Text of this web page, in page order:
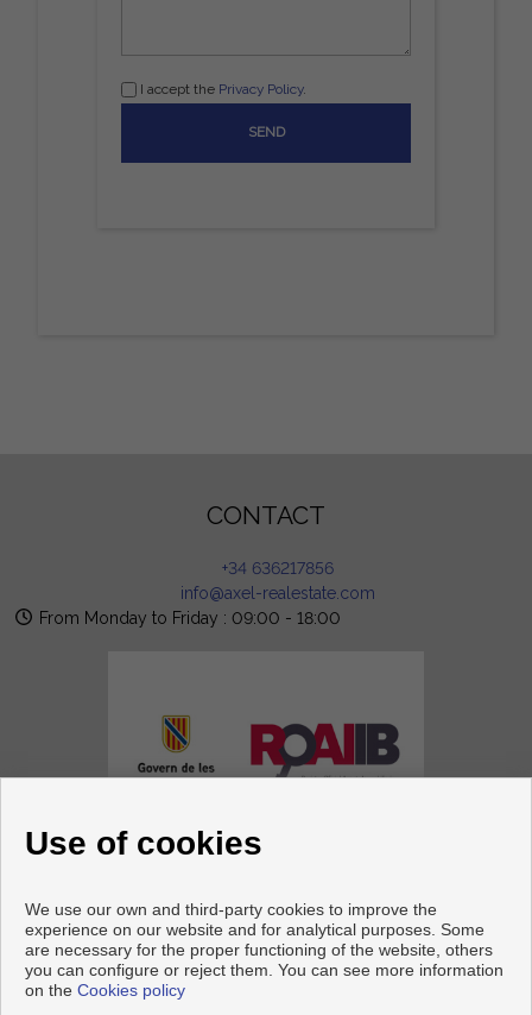
I accept the Privacy Policy.
CONTACT
+34 636217856
info@axel-realestate.com
From Monday to Friday : 09:00 - 18:00
FOLLOW US
Use of cookies
We use our own and third-party cookies to improve the
experience on our website and for analytical purposes. Some
are necessary for the proper functioning of the website, others
you can configure or reject them. You can see more information
on the Cookies policy